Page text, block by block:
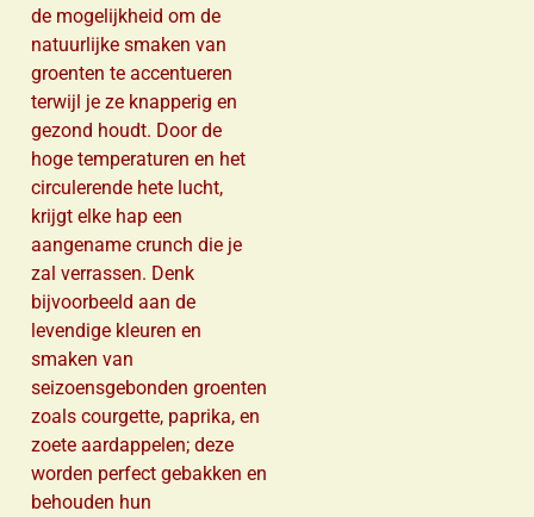
de mogelijkheid om de
natuurlijke smaken van
groenten te accentueren
terwijl je ze knapperig en
gezond houdt. Door de
hoge temperaturen en het
circulerende hete lucht,
krijgt elke hap een
aangename crunch die je
zal verrassen. Denk
bijvoorbeeld aan de
levendige kleuren en
smaken van
seizoensgebonden groenten
zoals courgette, paprika, en
zoete aardappelen; deze
worden perfect gebakken en
behouden hun